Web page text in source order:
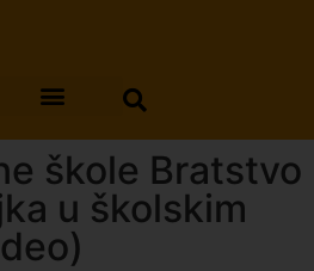
škole Bratstvo
u školskim